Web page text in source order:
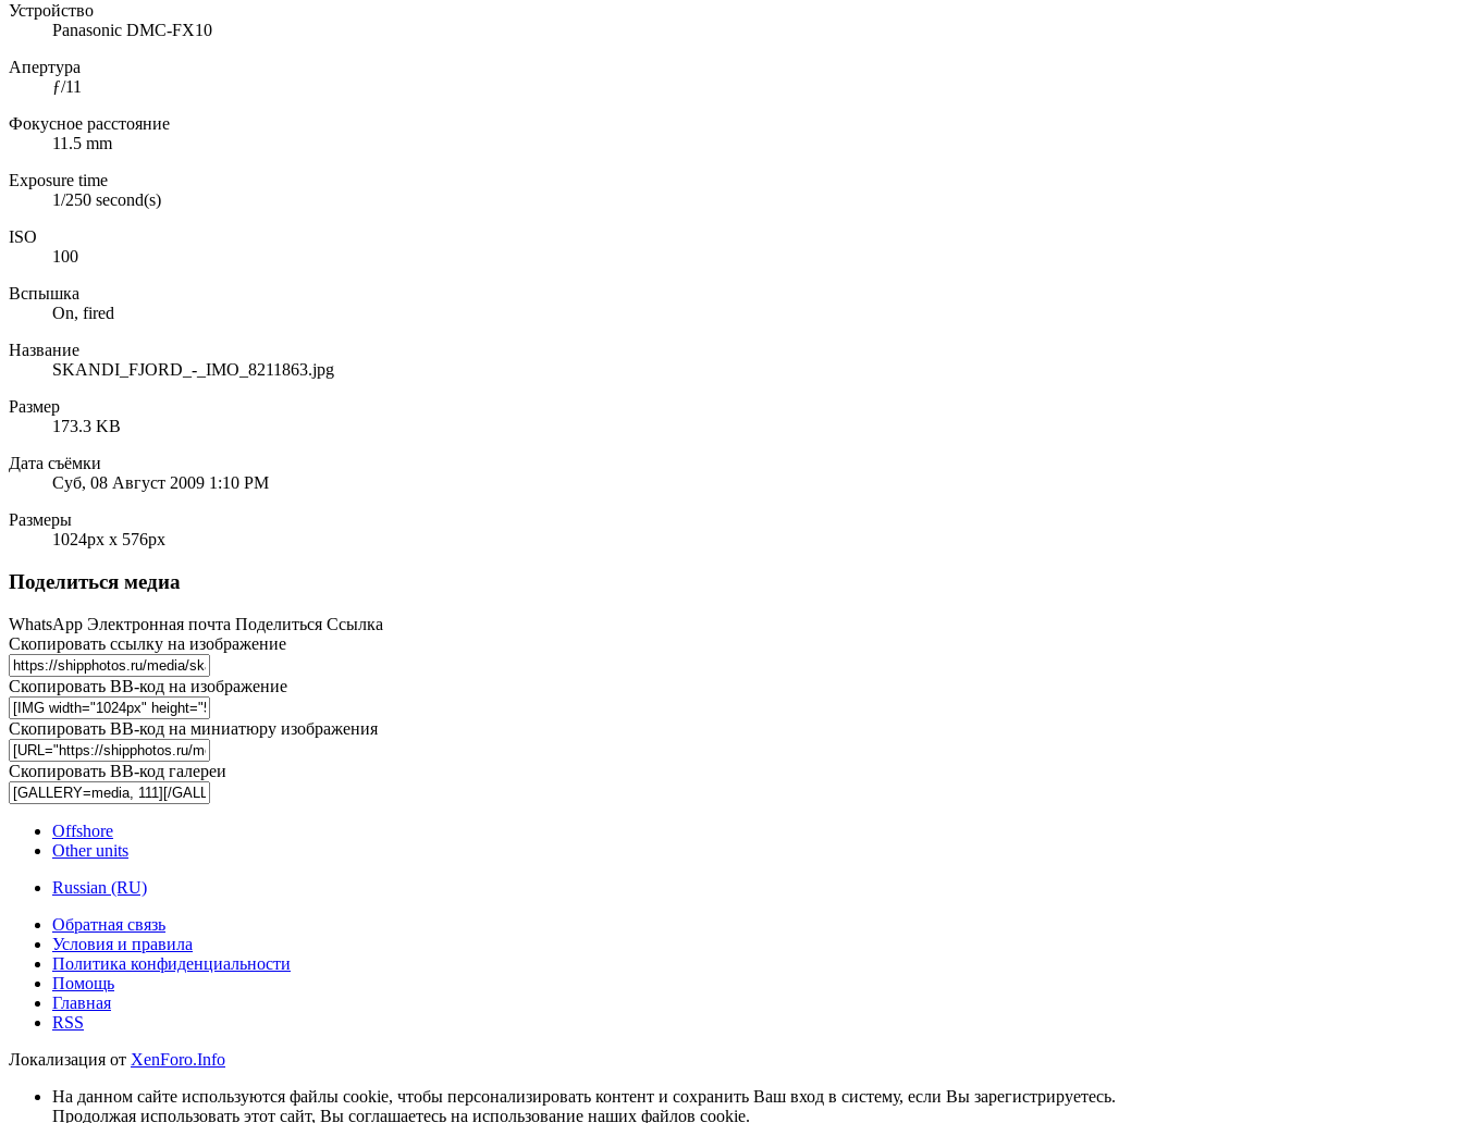
Устройство
Panasonic DMC-FX10
Апертура
ƒ/11
Фокусное расстояние
11.5 mm
Exposure time
1/250 second(s)
ISO
100
Вспышка
On, fired
Название
SKANDI_FJORD_-_IMO_8211863.jpg
Размер
173.3 KB
Дата съёмки
Суб, 08 Август 2009 1:10 PM
Размеры
1024px x 576px
Поделиться медиа
WhatsApp Электронная почта Поделиться Ссылка
Скопировать ссылку на изображение
Скопировать BB-код на изображение
Скопировать BB-код на миниатюру изображения
Скопировать BB-код галереи
Offshore
Other units
Russian (RU)
Обратная связь
Условия и правила
Политика конфиденциальности
Помощь
Главная
RSS
Локализация от XenForo.Info
На данном сайте используются файлы cookie, чтобы персонализировать контент и сохранить Ваш вход в систему, если Вы зарегистрируетесь.
Продолжая использовать этот сайт, Вы соглашаетесь на использование наших файлов cookie.